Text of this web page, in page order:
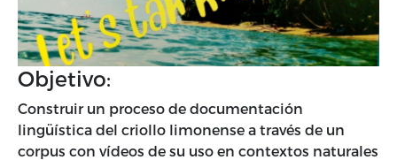
Objetivo:
Construir un proceso de documentación
lingüística del criollo limonense a través de un
corpus con vídeos de su uso en contextos naturales